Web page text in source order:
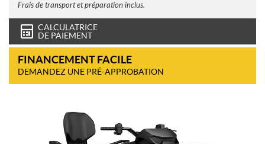
Frais de transport et préparation inclus.
CALCULATRICE
DE PAIEMENT
FINANCEMENT FACILE
DEMANDEZ UNE PRÉ-APPROBATION